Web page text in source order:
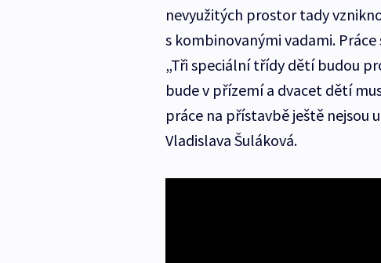
nevyužitých prostor tady
s kombinovanými vadami.
„Tři speciální třídy dětí budou
bude v přízemí a dvacet dětí
práce na přístavbě ještě nejsou
Vladislava Šuláková.